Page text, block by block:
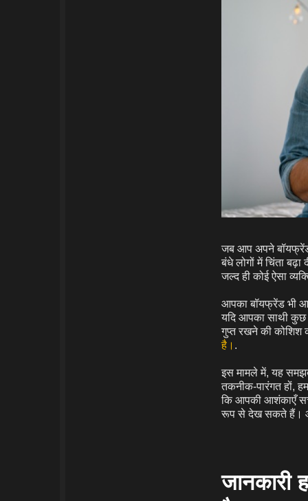
जब आप अपने बॉयफ्रेंड
बंधे लोगों में चिंता
जल्द ही कोई ऐसा
आपका बॉयफ्रेंड भी
यदि आपका साथी कुछ
गुप्त रखने की
है। .
इस मामले में, यह
तकनीक-पारंगत हों,
कि आपकी आशंकाएँ
रूप से देख सकते हैं।
जानकारी